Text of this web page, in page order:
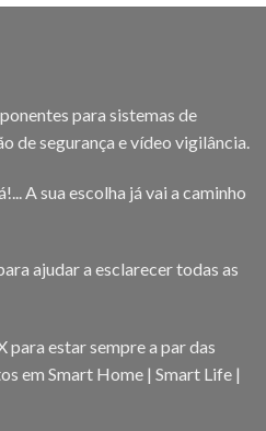
para sistemas de
de segurança e vídeo vigilância.
A sua escolha já vai a caminho
ajudar a esclarecer todas as
para estar sempre a par das
em Smart Home | Smart Life |